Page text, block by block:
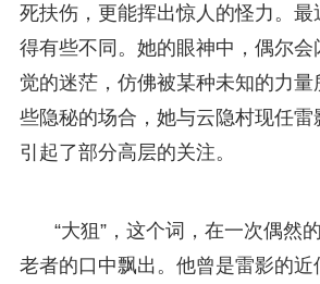
死扶伤，更能挥出惊人的怪力。
得有些不同。她的眼神中，偶尔会
觉的迷茫，仿佛被某种未知的力量
些隐秘的场合，她与云隐村现任
引起了部分高层的关注。
“大狙”，这个词，在一次偶然
老者的口中飘出。他曾是雷影的